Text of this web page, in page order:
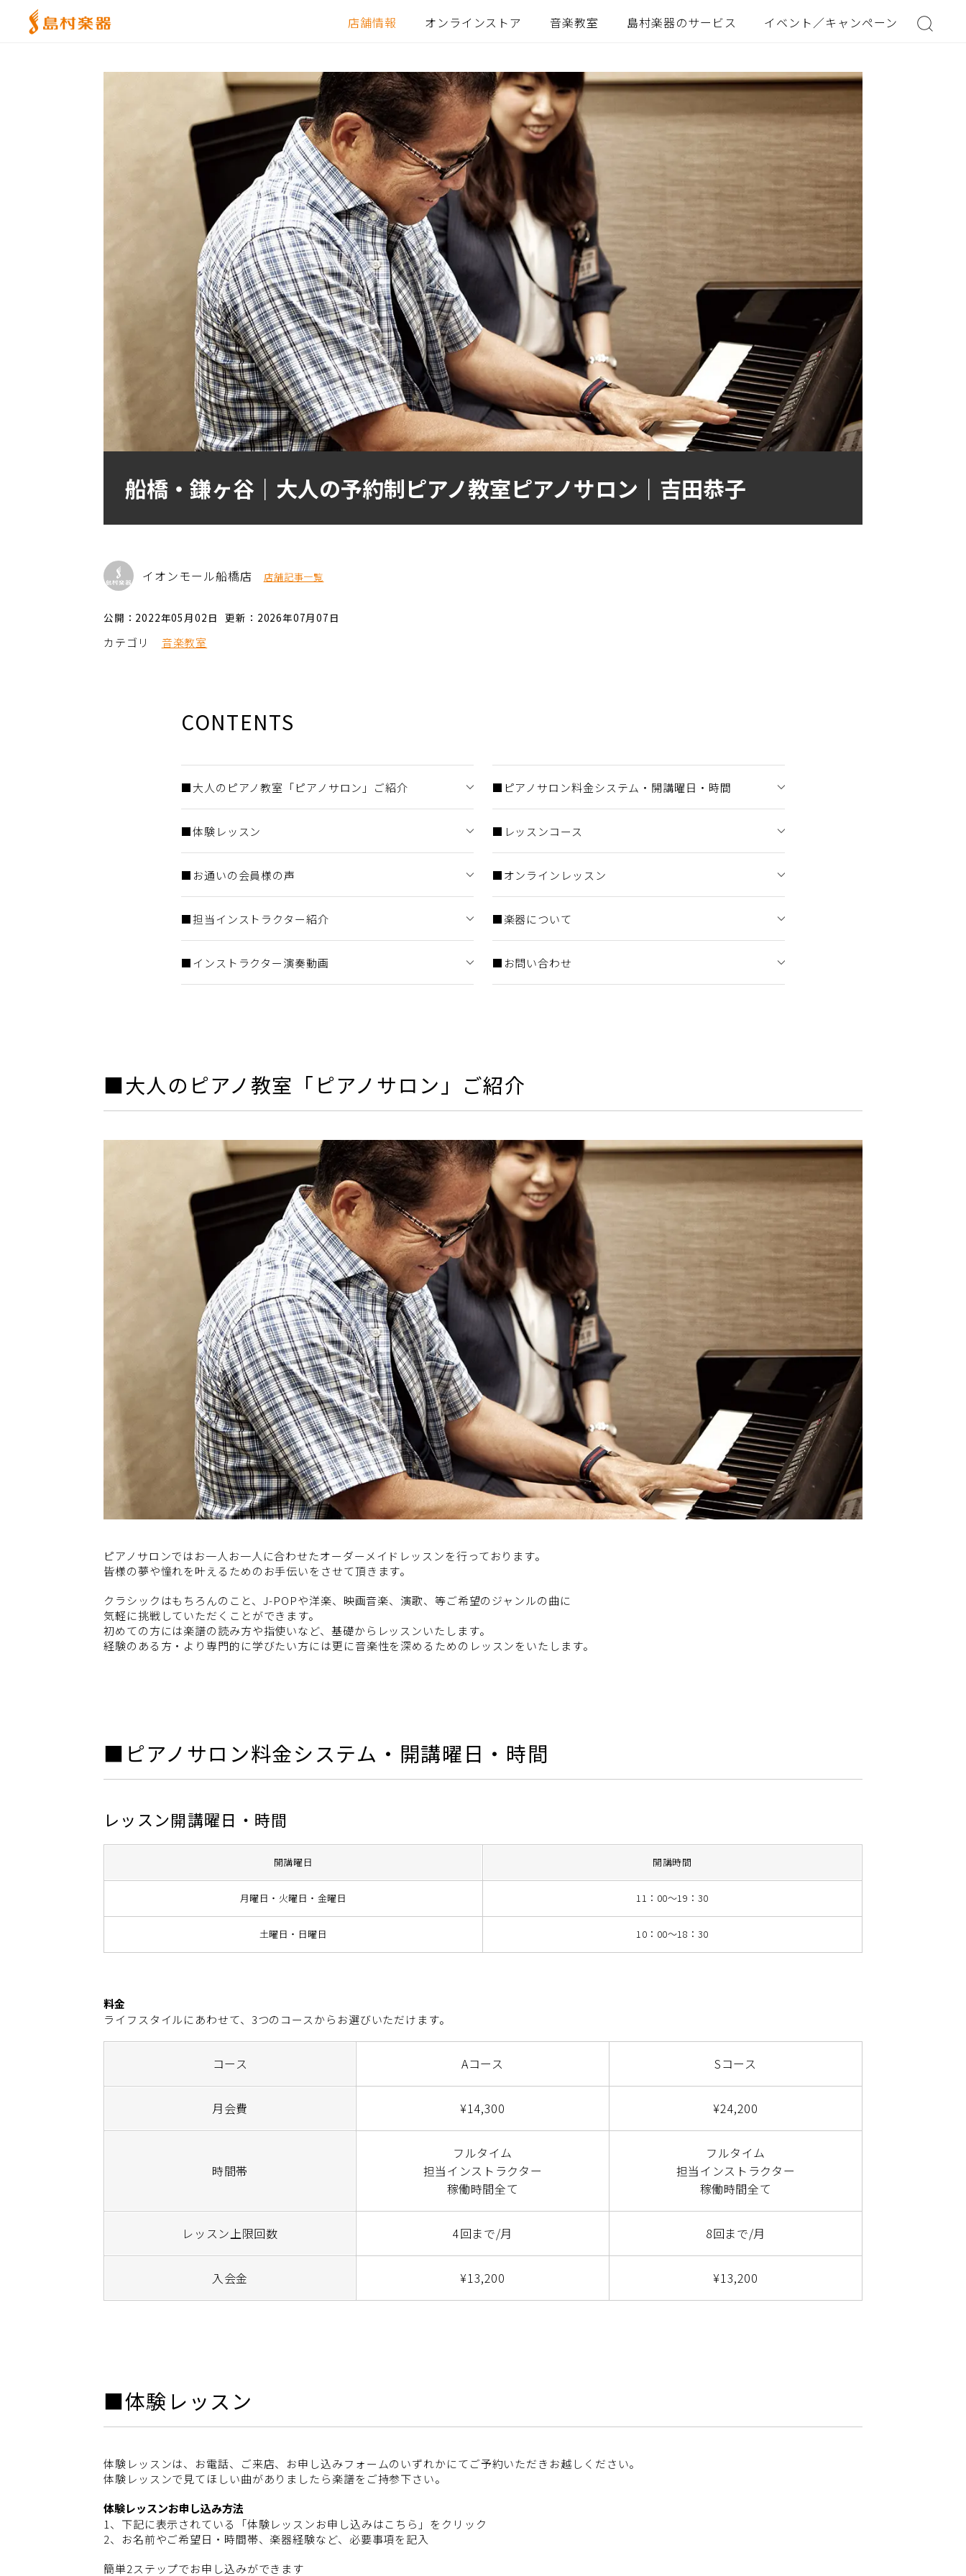
店舗情報 オンラインストア 音楽教室 島村楽器のサービス イベント／キャンペーン
船橋・鎌ヶ谷｜大人の予約制ピアノ教室ピアノサロン｜吉田恭子
イオンモール船橋店 店舗記事一覧
公開：2022年05月02日 更新：2026年07月07日
カテゴリ 音楽教室
CONTENTS
■大人のピアノ教室「ピアノサロン」ご紹介 ■ピアノサロン料金システム・開講曜日・時間
■体験レッスン ■レッスンコース
■お通いの会員様の声 ■オンラインレッスン
■担当インストラクター紹介 ■楽器について
■インストラクター演奏動画 ■お問い合わせ
■大人のピアノ教室「ピアノサロン」ご紹介
ピアノサロンではお一人お一人に合わせたオーダーメイドレッスンを行っております。
皆様の夢や憧れを叶えるためのお手伝いをさせて頂きます。
クラシックはもちろんのこと、J-POPや洋楽、映画音楽、演歌、等ご希望のジャンルの曲に
気軽に挑戦していただくことができます。
初めての方には楽譜の読み方や指使いなど、基礎からレッスンいたします。
経験のある方・より専門的に学びたい方には更に音楽性を深めるためのレッスンをいたします。
■ピアノサロン料金システム・開講曜日・時間
レッスン開講曜日・時間
開講曜日 開講時間
月曜日・火曜日・金曜日 11：00～19：30
土曜日・日曜日 10：00～18：30
料金
ライフスタイルにあわせて、3つのコースからお選びいただけます。
コース Aコース Sコース
月会費 ¥14,300 ¥24,200
時間帯
フルタイム
担当インストラクター
稼働時間全て
フルタイム
担当インストラクター
稼働時間全て
レッスン上限回数 4回まで/月 8回まで/月
入会金 ¥13,200 ¥13,200
■体験レッスン
体験レッスンは、お電話、ご来店、お申し込みフォームのいずれかにてご予約いただきお越しください。
体験レッスンで見てほしい曲がありましたら楽譜をご持参下さい。
体験レッスンお申し込み方法
1、下記に表示されている「体験レッスンお申し込みはこちら」をクリック
2、お名前やご希望日・時間帯、楽器経験など、必要事項を記入
簡単2ステップでお申し込みができます